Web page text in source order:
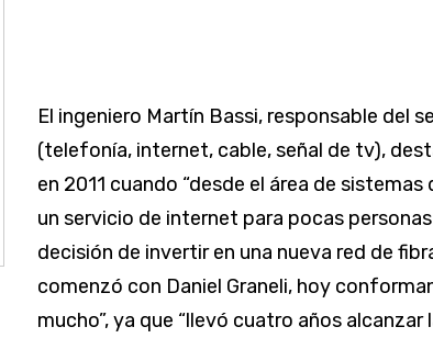
El ingeniero Martín Bassi, responsable del
(telefonía, internet, cable, señal de tv),
en 2011 cuando “desde el área de
un servicio de internet para pocas
decisión de invertir en una nueva red de
comenzó con Daniel Graneli, hoy
mucho”, ya que “llevó cuatro años